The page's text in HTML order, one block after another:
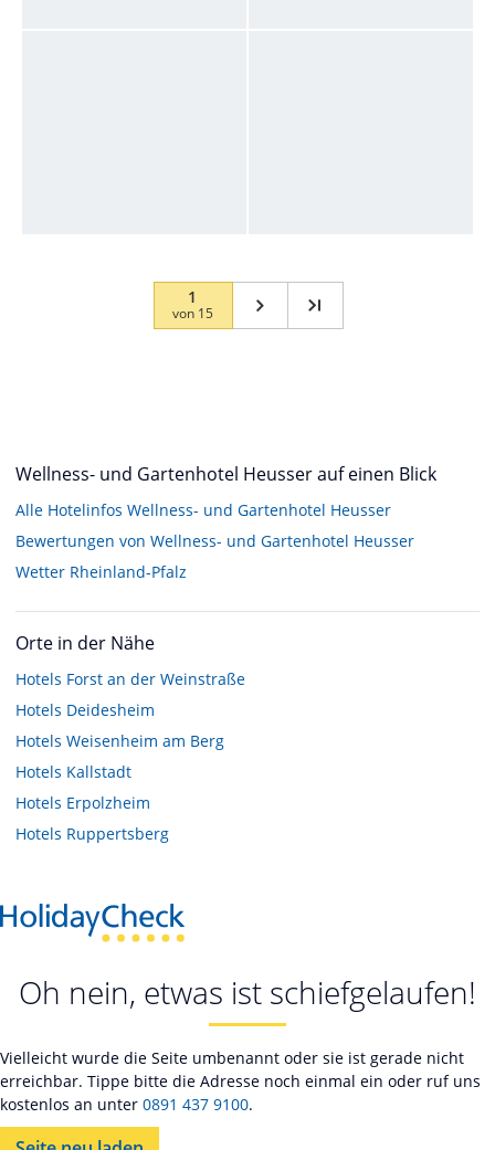
1
von 15
Wellness- und Gartenhotel Heusser auf einen Blick
Alle Hotelinfos Wellness- und Gartenhotel Heusser
Bewertungen von Wellness- und Gartenhotel Heusser
Wetter Rheinland-Pfalz
Orte in der Nähe
Hotels Forst an der Weinstraße
Hotels Deidesheim
Hotels Weisenheim am Berg
Hotels Kallstadt
Hotels Erpolzheim
Hotels Ruppertsberg
Oh nein, etwas ist schiefgelaufen!
Vielleicht wurde die Seite umbenannt oder sie ist gerade nicht
erreichbar. Tippe bitte die Adresse noch einmal ein oder ruf uns
kostenlos an unter 0891 437 9100.